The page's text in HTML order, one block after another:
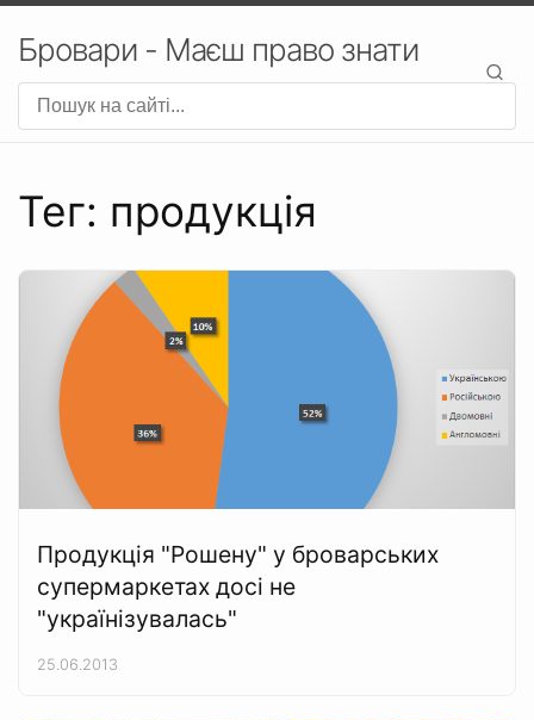
Бровари - Маєш право знати
Тег: продукція
Продукція "Рошену" у броварських
супермаркетах досі не
"українізувалась"
25.06.2013